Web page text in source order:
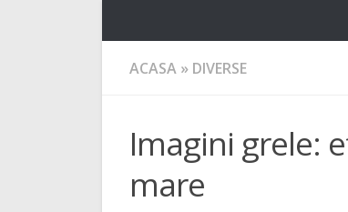
ACASA » DIVERSE
Imagini grele:
mare